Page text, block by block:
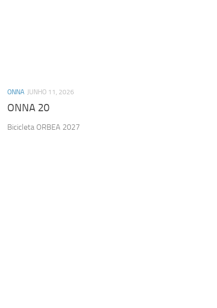
ONNA JUNHO 11, 2026
ONNA 20
Bicicleta ORBEA 2027